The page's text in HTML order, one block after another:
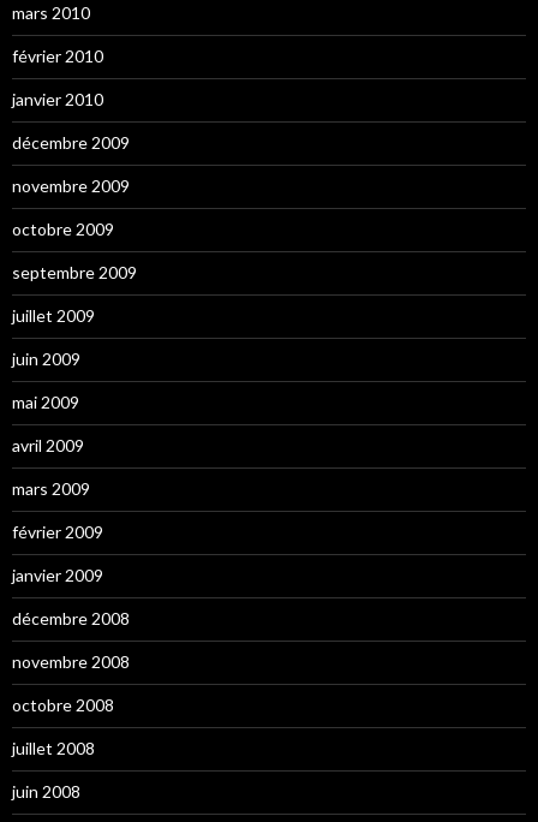
mars 2010
février 2010
janvier 2010
décembre 2009
novembre 2009
octobre 2009
septembre 2009
juillet 2009
juin 2009
mai 2009
avril 2009
mars 2009
février 2009
janvier 2009
décembre 2008
novembre 2008
octobre 2008
juillet 2008
juin 2008